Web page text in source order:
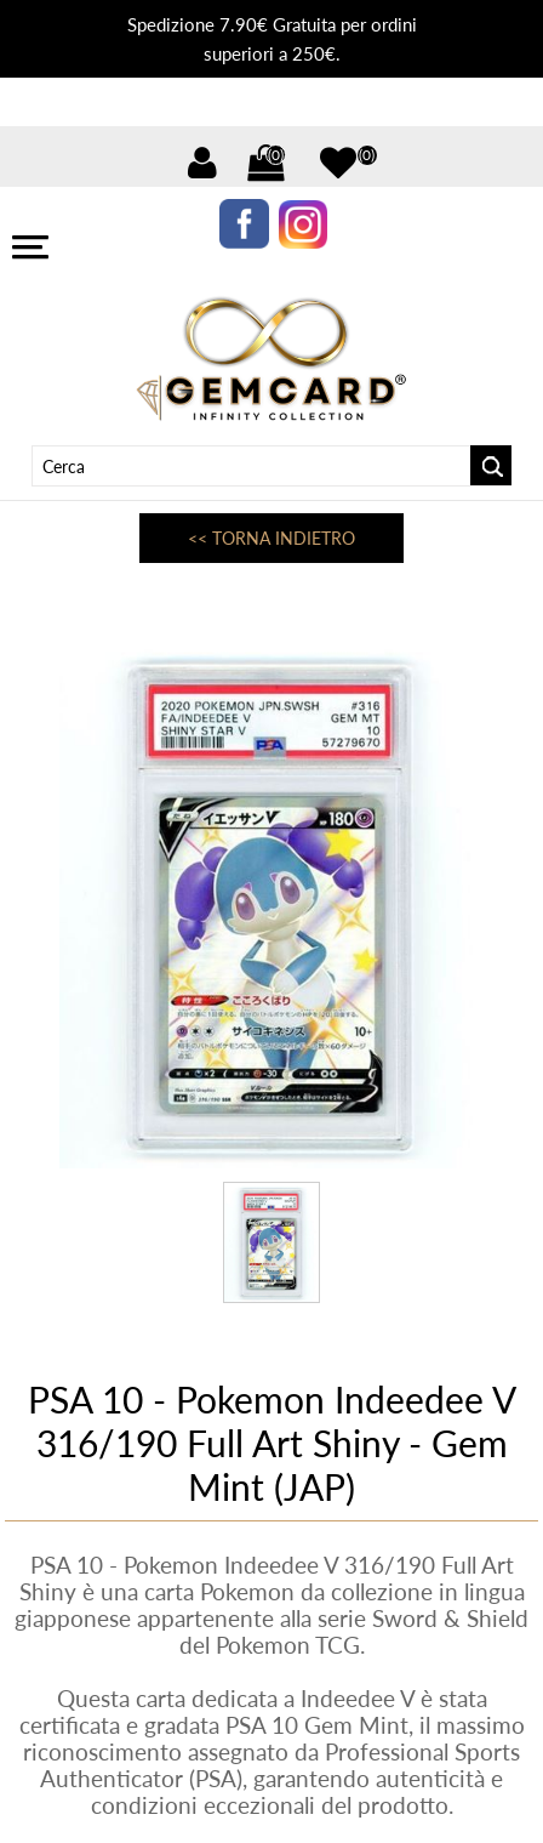
Spedizione 7.90€ Gratuita per ordini
superiori a 250€.
(0) (0)
<< TORNA INDIETRO
PSA 10 - Pokemon Indeedee V
316/190 Full Art Shiny - Gem
Mint (JAP)
PSA 10 - Pokemon Indeedee V 316/190 Full Art
Shiny è una carta Pokemon da collezione in lingua
giapponese appartenente alla serie Sword & Shield
del Pokemon TCG.
Questa carta dedicata a Indeedee V è stata
certificata e gradata PSA 10 Gem Mint, il massimo
riconoscimento assegnato da Professional Sports
Authenticator (PSA), garantendo autenticità e
condizioni eccezionali del prodotto.